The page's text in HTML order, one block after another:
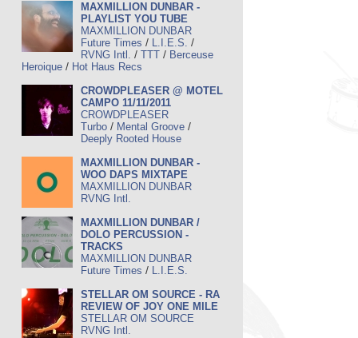
MAXMILLION DUNBAR -
PLAYLIST YOU TUBE
MAXMILLION DUNBAR
Future Times / L.I.E.S. /
RVNG Intl. / TTT / Berceuse
Heroique / Hot Haus Recs
CROWDPLEASER @ MOTEL
CAMPO 11/11/2011
CROWDPLEASER
Turbo / Mental Groove /
Deeply Rooted House
MAXMILLION DUNBAR -
WOO DAPS MIXTAPE
MAXMILLION DUNBAR
RVNG Intl.
MAXMILLION DUNBAR /
DOLO PERCUSSION -
TRACKS
MAXMILLION DUNBAR
Future Times / L.I.E.S.
STELLAR OM SOURCE - RA
REVIEW OF JOY ONE MILE
STELLAR OM SOURCE
RVNG Intl.